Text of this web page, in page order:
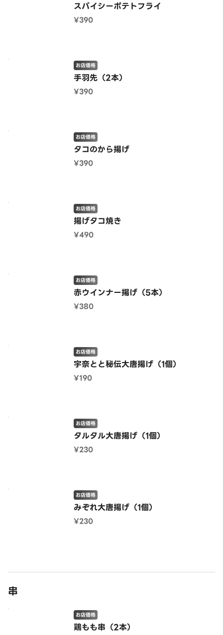
スパイシーポテトフライ
¥390
手羽先（2本）
お店価格
¥390
タコのから揚げ
お店価格
¥390
揚げタコ焼き
お店価格
¥490
赤ウインナー揚げ（5本）
お店価格
¥380
宇奈とと秘伝大唐揚げ（1個）
お店価格
¥190
タルタル大唐揚げ（1個）
お店価格
¥230
みぞれ大唐揚げ（1個）
お店価格
¥230
串
鶏もも串（2本）
お店価格